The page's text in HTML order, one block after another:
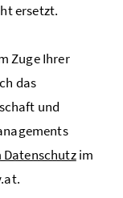
ersetzt.
Zuge Ihrer
das
und
im